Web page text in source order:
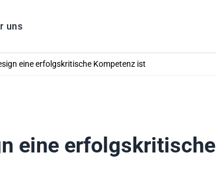
uns
eine erfolgskritische Kompetenz ist
eine erfolgskritische